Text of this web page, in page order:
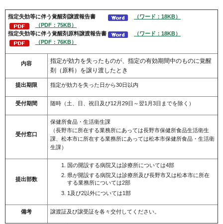
指定失効等に伴う覚醒剤譲渡報告書
（ワード：18KB）
（PDF：75KB）
指定失効等に伴う覚醒剤原料譲渡報告書
（ワード：18KB）
（PDF：76KB）
内容
指定が効力を失ったものが、指定の有効期間中のものに覚醒
剤（原料）を譲り渡したとき
提出期限 指定が効力を失った日から30日以内
受付期間 随時（土、日、祝日及び12月29日～翌1月3日までを除く）
受付窓口
保健所食品・生活衛生課
（長野市に所在する業務所にあっては長野市保健所食品生活衛生
課、松本市に所在する業務所にあっては松本市保健所食品・生活衛
生課）
提出部数
国の開設する病院又は診療所については4部
県が開設する病院又は診療所及び長野市又は松本市に所在
する業務所については2部
1及び2以外については1部
備考 譲渡証及び譲受証を各々交付してください。